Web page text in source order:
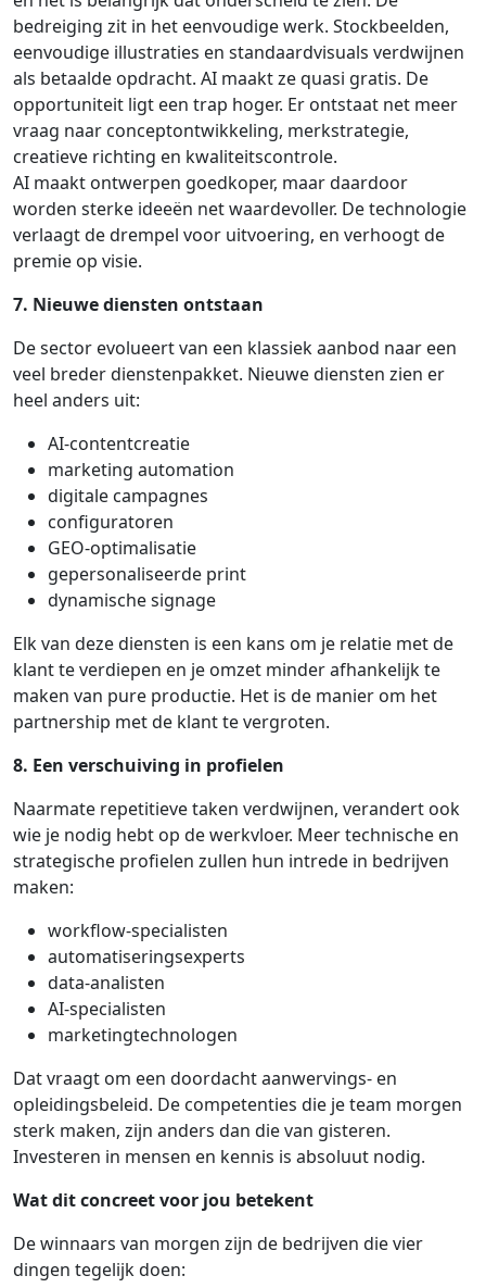
bedreiging zit in het eenvoudige werk. Stockbeelden,
eenvoudige illustraties en standaardvisuals verdwijnen
als betaalde opdracht. AI maakt ze quasi gratis. De
opportuniteit ligt een trap hoger. Er ontstaat net meer
vraag naar conceptontwikkeling, merkstrategie,
creatieve richting en kwaliteitscontrole.
AI maakt ontwerpen goedkoper, maar daardoor
worden sterke ideeën net waardevoller. De technologie
verlaagt de drempel voor uitvoering, en verhoogt de
premie op visie.
7. Nieuwe diensten ontstaan
De sector evolueert van een klassiek aanbod naar een
veel breder dienstenpakket. Nieuwe diensten zien er
heel anders uit:
AI-contentcreatie
marketing automation
digitale campagnes
configuratoren
GEO-optimalisatie
gepersonaliseerde print
dynamische signage
Elk van deze diensten is een kans om je relatie met de
klant te verdiepen en je omzet minder afhankelijk te
maken van pure productie. Het is de manier om het
partnership met de klant te vergroten.
8. Een verschuiving in profielen
Naarmate repetitieve taken verdwijnen, verandert ook
wie je nodig hebt op de werkvloer. Meer technische en
strategische profielen zullen hun intrede in bedrijven
maken:
workflow-specialisten
automatiseringsexperts
data-analisten
AI-specialisten
marketingtechnologen
Dat vraagt om een doordacht aanwervings- en
opleidingsbeleid. De competenties die je team morgen
sterk maken, zijn anders dan die van gisteren.
Investeren in mensen en kennis is absoluut nodig.
Wat dit concreet voor jou betekent
De winnaars van morgen zijn de bedrijven die vier
dingen tegelijk doen: